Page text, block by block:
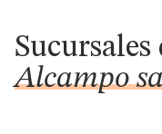
Sucursales
Alcampo